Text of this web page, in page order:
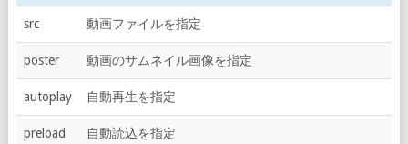
src 動画ファイルを指定
poster 動画のサムネイル画像を指定
autoplay 自動再生を指定
preload 自動読込を指定